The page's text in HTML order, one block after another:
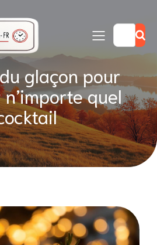
glaçon pour
quel